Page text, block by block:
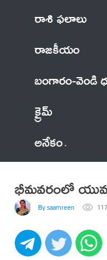
రాశి ఫలాలు
రాజకీయం
బంగారం-వెండి
క్రైమ్
అనేకం
భీమవరంలో
By saamreen